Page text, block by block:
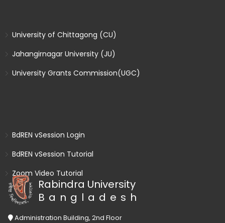
University of Chittagong (CU)
Jahangirnagar University (JU)
University Grants Commission(UGC)
BdREN vSession Login
BdREN vSession Tutorial
Zoom Video Tutorial
Rabindra University
Bangladesh
Administration Building, 2nd Floor